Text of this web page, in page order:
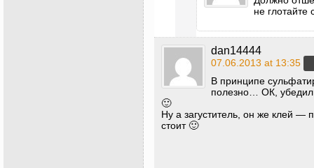
не глотайте
dan14444
07.06.2013 at 13:35
В принципе
полезно… ОК,
🙂
Ну а загуститель, он же клей —
стоит 🙂